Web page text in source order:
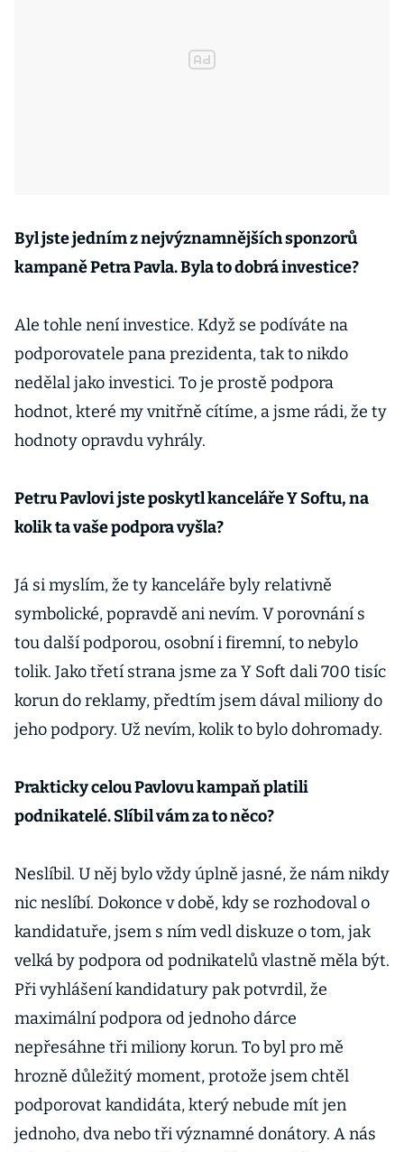
Byl jste jedním z nejvýznamnějších sponzorů
kampaně Petra Pavla. Byla to dobrá investice?
Ale tohle není investice. Když se podíváte na
podporovatele pana prezidenta, tak to nikdo
nedělal jako investici. To je prostě podpora
hodnot, které my vnitřně cítíme, a jsme rádi, že ty
hodnoty opravdu vyhrály.
Petru Pavlovi jste poskytl kanceláře Y Softu, na
kolik ta vaše podpora vyšla?
Já si myslím, že ty kanceláře byly relativně
symbolické, popravdě ani nevím. V porovnání s
tou další podporou, osobní i firemní, to nebylo
tolik. Jako třetí strana jsme za Y Soft dali 700 tisíc
korun do reklamy, předtím jsem dával miliony do
jeho podpory. Už nevím, kolik to bylo dohromady.
Prakticky celou Pavlovu kampaň platili
podnikatelé. Slíbil vám za to něco?
Neslíbil. U něj bylo vždy úplně jasné, že nám nikdy
nic neslíbí. Dokonce v době, kdy se rozhodoval o
kandidatuře, jsem s ním vedl diskuze o tom, jak
velká by podpora od podnikatelů vlastně měla být.
Při vyhlášení kandidatury pak potvrdil, že
maximální podpora od jednoho dárce
nepřesáhne tři miliony korun. To byl pro mě
hrozně důležitý moment, protože jsem chtěl
podporovat kandidáta, který nebude mít jen
jednoho, dva nebo tři významné donátory. A nás